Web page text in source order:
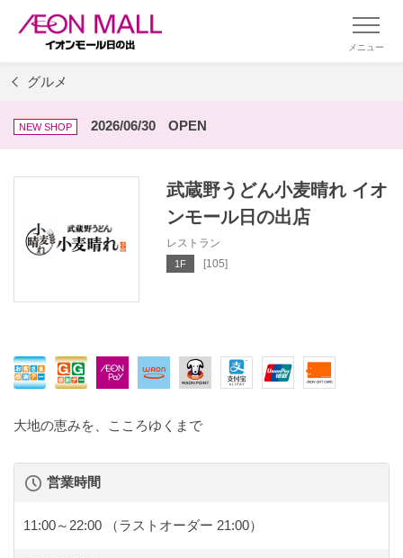
メニュー
グルメ
NEW SHOP 2026/06/30 OPEN
武蔵野うどん小麦晴れ イオ
ンモール日の出店
レストラン
1F [105]
大地の恵みを、こころゆくまで
営業時間
11:00～22:00 （ラストオーダー 21:00）